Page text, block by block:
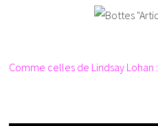
Comme celles de Lindsay Lohan :